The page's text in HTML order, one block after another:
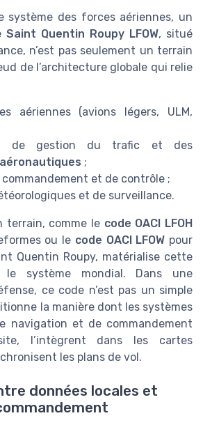
système des forces aériennes, un
Saint Quentin Roupy LFOW, situé
n’est pas seulement un terrain
de l’architecture globale qui relie
aériennes (avions légers, ULM,
de gestion du trafic et des
;
commandement et de contrôle ;
et de surveillance.
terrain, comme le code OACI LFOH
ou le code OACI LFOW pour
Quentin Roupy, matérialise cette
le système mondial. Dans une
ce code n’est pas un simple
la manière dont les systèmes
navigation et de commandement
l’intègrent dans les cartes
les plans de vol.
données locales et